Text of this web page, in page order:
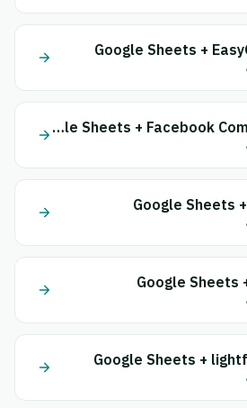
Google Sheets +
Google Sheets + Facebook Commerce
Google Sheets
Google Sheets
Google Sheets +